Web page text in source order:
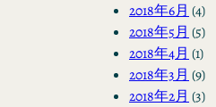
2018年6月 (4)
2018年5月 (5)
2018年4月 (1)
2018年3月 (9)
2018年2月 (3)